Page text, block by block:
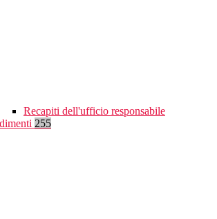
Recapiti dell'ufficio responsabile
255